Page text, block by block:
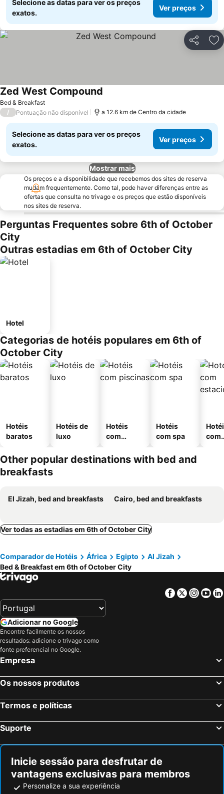
Selecione as datas para ver os preços
exatos.
Ver preços
Partilhar
Bed & Breakfast
Zed West Compound
/ Pontuação não disponível a 12.6 km de Centro da cidade
Selecione as datas para ver os preços
exatos.
Ver preços
Mostrar mais
Os preços e a disponibilidade que recebemos dos sites de reserva
mudam frequentemente. Como tal, pode haver diferenças entre as
ofertas que consulta no trivago e os preços que estão disponíveis
nos sites de reserva.
Perguntas Frequentes sobre 6th of October
City
Outras estadias em 6th of October City
Hotel
Categorias de hotéis populares em 6th of
October City
Hotéis
baratos
Hotéis de
luxo
Hotéis
com
Hotéis
com spa
com
Other popular destinations with bed and
breakfasts
El Jizah, bed and breakfasts Cairo, bed and breakfasts
Ver todas as estadias em 6th of October City
Comparador de Hotéis África Egipto
Al Jizah
Bed & Breakfast em 6th of October City
Facebook
Twitter
Adicionar no Google
Encontre facilmente os nossos
resultados: adicione o trivago como
fonte preferencial no Google.
Empresa
Os nossos produtos
Termos e políticas
Suporte
Inicie sessão para desfrutar de
vantagens exclusivas para membros
Personalize a sua experiência